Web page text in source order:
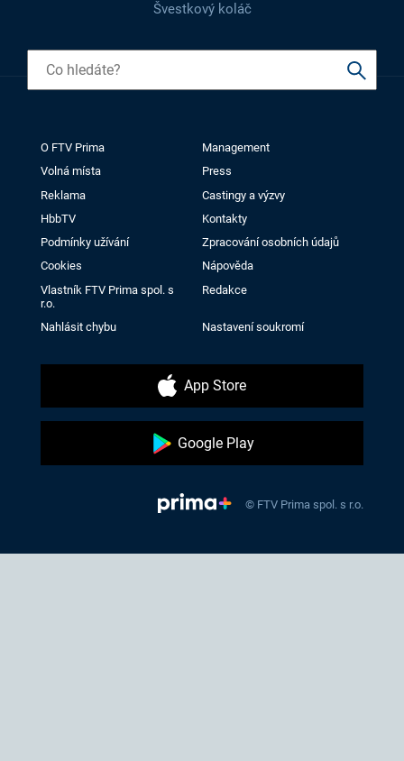
Švestkový koláč
O FTV Prima
Management
Volná místa
Press
Reklama
Castingy a výzvy
HbbTV
Kontakty
Podmínky užívání
Zpracování osobních údajů
Cookies
Nápověda
Vlastník FTV Prima spol. s
r.o.
Redakce
Nahlásit chybu Nastavení soukromí
App Store
Google Play
© FTV Prima spol. s r.o.